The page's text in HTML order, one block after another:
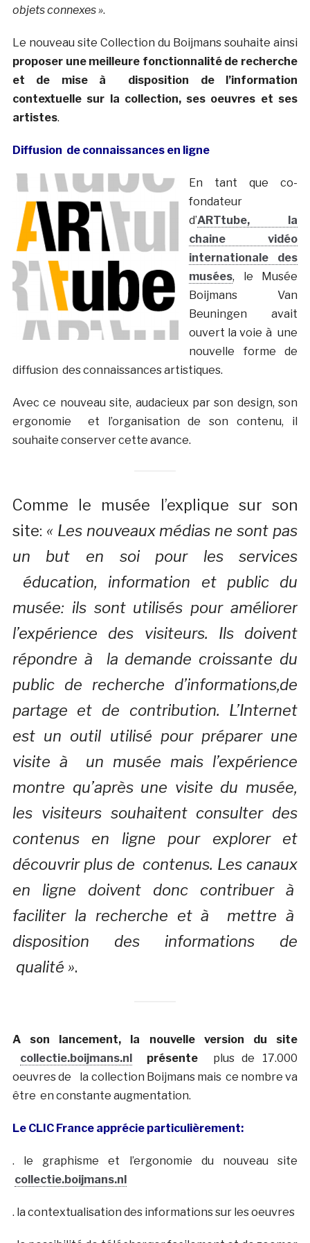
objets connexes ».
Le nouveau site Collection du Boijmans souhaite ainsi
proposer une meilleure fonctionnalité de recherche
et de mise à disposition de l’information
contextuelle sur la collection, ses oeuvres et ses
artistes.
Diffusion de connaissances en ligne
En tant que co-
fondateur
d’ARTtube, la
chaine vidéo
internationale des
musées, le Musée
Boijmans Van
Beuningen avait
ouvert la voie à une
nouvelle forme de
diffusion des connaissances artistiques.
Avec ce nouveau site, audacieux par son design, son
ergonomie et l’organisation de son contenu, il
souhaite conserver cette avance.
Comme le musée l’explique sur son
site: « Les nouveaux médias ne sont pas
un but en soi pour les services
éducation, information et public du
musée: ils sont utilisés pour améliorer
l’expérience des visiteurs. Ils doivent
répondre à la demande croissante du
public de recherche d’informations,de
partage et de contribution. L’Internet
est un outil utilisé pour préparer une
visite à un musée mais l’expérience
montre qu’après une visite du musée,
les visiteurs souhaitent consulter des
contenus en ligne pour explorer et
découvrir plus de contenus. Les canaux
en ligne doivent donc contribuer à
faciliter la recherche et à mettre à
disposition des informations de
qualité ».
A son lancement, la nouvelle version du site
collectie.boijmans.nlprésente plus de 17.000
oeuvres de la collection Boijmans mais ce nombre va
être en constante augmentation.
Le CLIC France apprécie particulièrement:
. le graphisme et l’ergonomie du nouveau site
collectie.boijmans.nl
. la contextualisation des informations sur les oeuvres